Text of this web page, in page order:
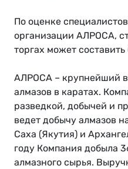
По оценке
организации АЛРОСА,
торгах может
АЛРОСА – крупнейший
алмазов в каратах.
разведкой, добычей и
ведет добычу алмазов
Саха (Якутия) и
году Компания добыла
алмазного сырья.